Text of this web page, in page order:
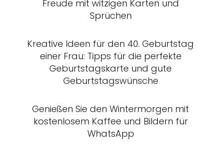
Freude mit witzigen Karten und
Sprüchen
Kreative Ideen für den 40. Geburtstag
einer Frau: Tipps für die perfekte
Geburtstagskarte und gute
Geburtstagswünsche
Genießen Sie den Wintermorgen mit
kostenlosem Kaffee und Bildern für
WhatsApp